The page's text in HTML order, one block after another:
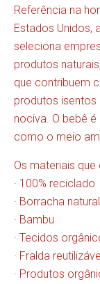
Referência na
Estados Unidos,
seleciona
produtos
que contribuem
produtos isentos
nociva. O bebê
como o meio
Os materiais
· 100% reciclado
· Borracha natural
· Bambu
· Tecidos
· Fralda
· Produtos